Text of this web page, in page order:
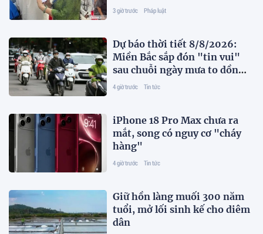
3 giờ trước Pháp luật
Dự báo thời tiết 8/8/2026:
Miền Bắc sắp đón "tin vui"
sau chuỗi ngày mưa to dồn
dập
4 giờ trước Tin tức
iPhone 18 Pro Max chưa ra
mắt, song có nguy cơ "cháy
hàng"
4 giờ trước Tin tức
Giữ hồn làng muối 300 năm
tuổi, mở lối sinh kế cho diêm
dân